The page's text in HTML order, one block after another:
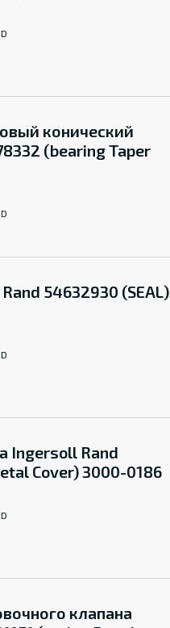
конический
(bearing Taper
54632930 (SEAL)
Ingersoll Rand
Cover) 3000-0186
клапана